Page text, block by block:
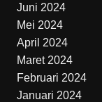
Juni 2024
Mei 2024
April 2024
Maret 2024
Februari 2024
Januari 2024